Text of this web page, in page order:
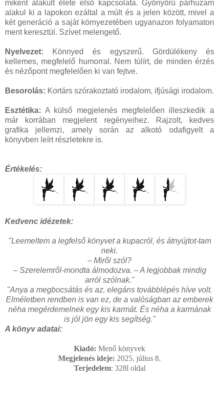
miként alakult élete első kapcsolata. Gyönyörű párhuzam
alakul ki a lapokon ezáltal a múlt és a jelen között, mivel a
két generáció a saját környezetében ugyanazon folyamaton
ment keresztül. Szívet melengető.
Nyelvezet: Könnyed és egyszerű. Gördülékeny és
kellemes, megfelelő humorral. Nem túlírt, de minden érzés
és nézőpont megfelelően ki van fejtve.
Besorolás: Kortárs szórakoztató irodalom, ifjúsági irodalom.
Esztétika: A külső megjelenés megfelelően illeszkedik a
már korrában megjelent regényeihez. Rajzolt, kedves
grafika jellemzi, amely során az alkotó odafigyelt a
könyvben leírt részletekre is.
Értékelés:
Kedvenc idézetek:
"Leemeltem a legfelső könyvet a kupacról, és átnyújtot-tam
neki.
– Miről szól?
– Szerelemről-mondta álmodozva. – A legjobbak mindig
arról szólnak."
"Anya a megbocsátás és az, elegáns továbblépés híve volt.
Elméletben rendben is van ez, de a valóságban az emberek
néha megérdemelnek egy kis karmát. És néha a karmának
is jól jön egy kis segítség."
A könyv adatai:
Kiadó: Menő könyvek
Megjelenés ideje: 2025. július 8.
Terjedelem: 328l oldal